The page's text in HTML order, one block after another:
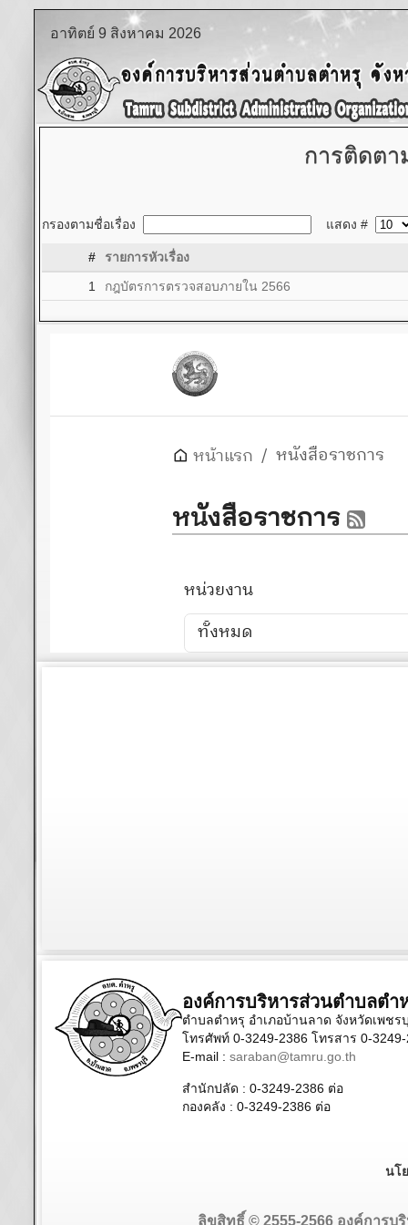
อาทิตย์ 9 สิงหาคม 2026
การติดตา
กรองตามชื่อเรื่อง แสดง #
#
รายการหัวเรื่อง
1
กฎบัตรการตรวจสอบภายใน 2566
องค์การบริหารส่วนตำบลตำ
ตำบลตำหรุ อำเภอบ้านลาด จังหวัดเพชร
โทรศัพท์ 0-3249-2386 โทรสาร 0-
E-mail : saraban@tamru.go.th
สำนักปลัด : 0-3249-2386 ต่อ
กองคลัง : 0-3249-2386 ต่อ
นโ
ลิขสิทธิ์ © 2555-2566 องค์การบ